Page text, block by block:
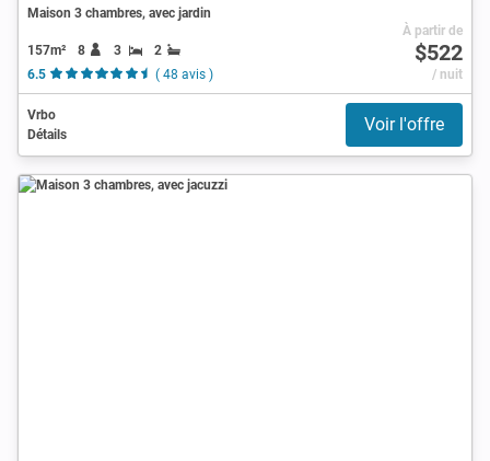
Maison 3 chambres, avec jardin
157m² 8 3
2
6.5
( 48 avis )
À partir de
$522
/ nuit
Vrbo
Détails
Voir l'offre